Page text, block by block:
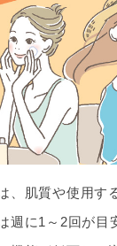
、肌質や使用す
週に1～2回が目